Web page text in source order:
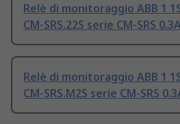
Relè di monitoraggio ABB 1
CM-SRS.22S serie CM-SRS
Relè di monitoraggio ABB 1
CM-SRS.M2S serie CM-SRS